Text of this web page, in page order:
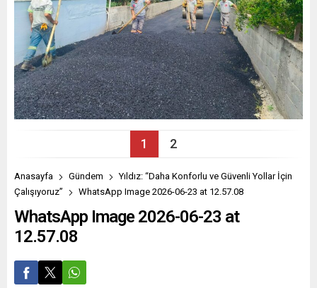
1 2
Anasayfa Gündem
Yıldız: “Daha Konforlu ve Güvenli Yollar İçin
Çalışıyoruz”
WhatsApp Image 2026-06-23 at 12.57.08
WhatsApp Image 2026-06-23 at
12.57.08